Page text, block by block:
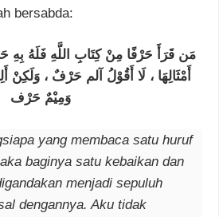
bersabda:
مَن قَرَأَ حَرْفًا مِنْ كِتَابِ اللَّهِ فَلَهُ بِهِ
أَمْثَالِهَا ، لَا أَقُوْلُ آلم حَرْفٌ ،
وَمِيْمٌ حَرْف
yang membaca satu huruf
baginya satu kebaikan dan
menjadi sepuluh
dengannya. Aku tidak